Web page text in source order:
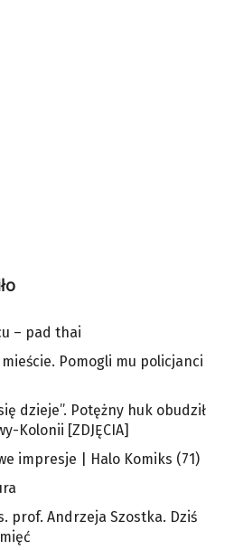
– pad thai
Pomogli mu policjanci
dzieje”. Potężny huk obudził
Kolonii [ZDJĘCIA]
impresje | Halo Komiks (71)
prof. Andrzeja Szostka. Dziś